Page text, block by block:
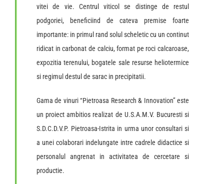
vitei de vie. Centrul viticol se distinge de restul
podgoriei, beneficiind de cateva premise foarte
importante: in primul rand solul scheletic cu un continut
ridicat in carbonat de calciu, format pe roci calcaroase,
expozitia terenului, bogatele sale resurse heliotermice
si regimul destul de sarac in precipitatii.
Gama de vinuri “Pietroasa Research & Innovation” este
un proiect ambitios realizat de U.S.A.M.V. Bucuresti si
S.D.C.D.V.P. Pietroasa-Istrita in urma unor consultari si
a unei colaborari indelungate intre cadrele didactice si
personalul angrenat in activitatea de cercetare si
productie.